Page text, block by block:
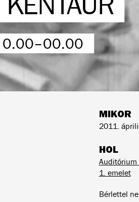
0.00–00.00
MIKOR
2011.
HOL
Auditórium
1. emelet
Bérlettel